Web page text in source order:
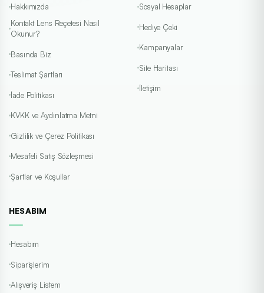
Hakkımızda
Kontakt Lens Reçetesi Nasıl
Okunur?
Basında Biz
Teslimat Şartları
İade Politikası
KVKK ve Aydınlatma Metni
Gizlilik ve Çerez Politikası
Mesafeli Satış Sözleşmesi
Şartlar ve Koşullar
Sosyal Hesaplar
Hediye Çeki
Kampanyalar
Site Haritası
İletişim
HESABIM
Hesabım
Siparişlerim
Alışveriş Listem